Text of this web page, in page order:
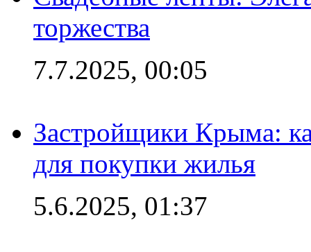
торжества
7.7.2025, 00:05
Застройщики Крыма:
для покупки жилья
5.6.2025, 01:37